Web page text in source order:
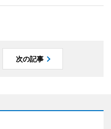
次の記事